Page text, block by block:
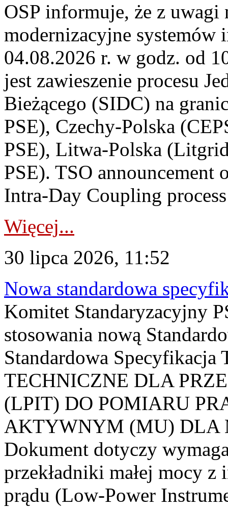
OSP informuje, że z uwagi
modernizacyjne
04.08.2026 r. w godz. od
jest zawieszenie procesu
Bieżącego (SIDC) na
PSE), Czechy-Polska
PSE), Litwa-Polska
PSE). TSO announcement
Intra-Day Coupling
Więcej...
30 lipca 2026, 11:52
Nowa standardowa
Komitet Standaryzacyjny
stosowania nową
Standardowa
TECHNICZNE DLA
(LPIT) DO POMIARU
AKTYWNYM (MU) DLA
Dokument dotyczy
przekładniki małej mocy
prądu (Low-Power